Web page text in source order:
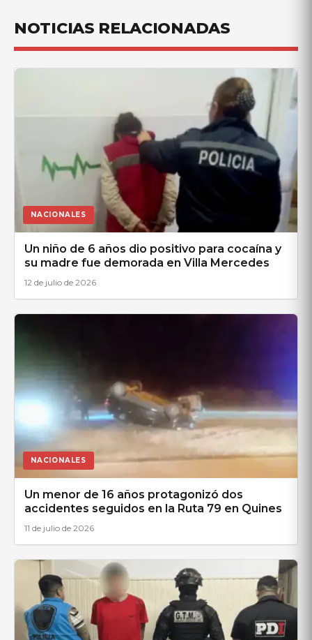
NOTICIAS RELACIONADAS
NACIONALES
Un niño de 6 años dio positivo para cocaína y
su madre fue demorada en Villa Mercedes
12 de julio de 2026
NACIONALES
Un menor de 16 años protagonizó dos
accidentes seguidos en la Ruta 79 en Quines
11 de julio de 2026